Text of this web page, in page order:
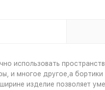
использовать
и многое другое,а
изделие позволяет